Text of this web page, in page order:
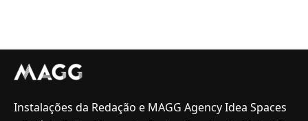
Instalações da Redação e MAGG Agency Idea Spaces